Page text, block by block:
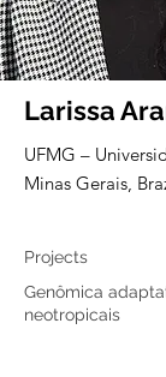
Larissa
UFMG –
Minas Gerais,
Projects
Genômica
neotropicais